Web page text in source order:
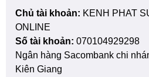
Chủ tài khoản: KENH PHAT
ONLINE
Số tài khoản: 070104929298
Ngân hàng Sacombank chi
Kiên Giang